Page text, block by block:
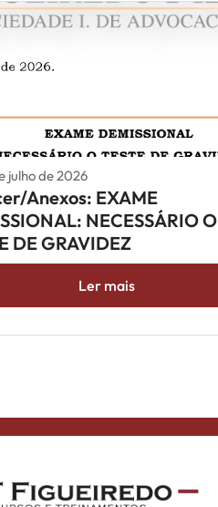
julho de 2026
Anexos: EXAME
NECESSÁRIO O
DE GRAVIDEZ
Ler mais